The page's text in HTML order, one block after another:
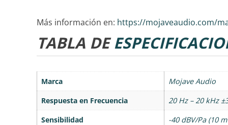
Más información en: https://mojaveaudio.com/
TABLA DE
Marca
Mojave Audio
Respuesta en Frecuencia
20 Hz – 20 kHz
Sensibilidad
-40 dBV/Pa (10